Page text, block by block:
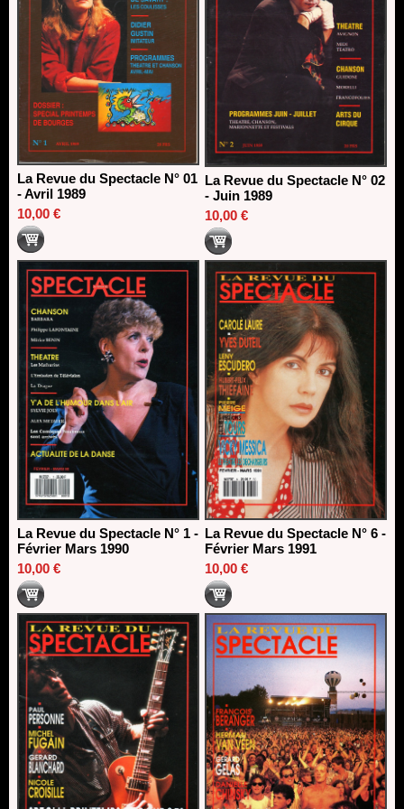
La Revue du Spectacle N° 01
- Avril 1989
10,00 €
La Revue du Spectacle N° 02
- Juin 1989
10,00 €
La Revue du Spectacle N° 1 -
Février Mars 1990
10,00 €
La Revue du Spectacle N° 6 -
Février Mars 1991
10,00 €